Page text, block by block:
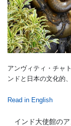
アンヴィティ・チャ
ンドと日本の文化的
Read in English
インド大使館のア